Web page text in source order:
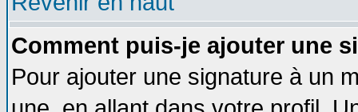
Comment puis-je ajouter une
Pour ajouter une signature à un